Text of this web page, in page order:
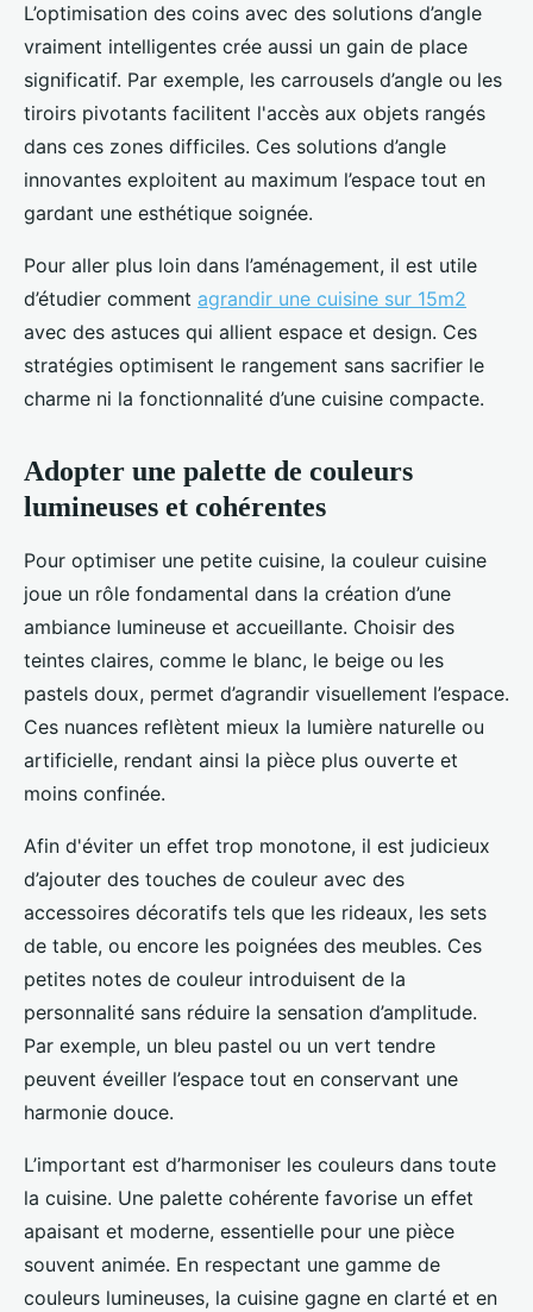
L’optimisation des coins avec des solutions d’angle
vraiment intelligentes crée aussi un gain de place
significatif. Par exemple, les carrousels d’angle ou les
tiroirs pivotants facilitent l'accès aux objets rangés
dans ces zones difficiles. Ces solutions d’angle
innovantes exploitent au maximum l’espace tout en
gardant une esthétique soignée.
Pour aller plus loin dans l’aménagement, il est utile
d’étudier comment agrandir une cuisine sur 15m2
avec des astuces qui allient espace et design. Ces
stratégies optimisent le rangement sans sacrifier le
charme ni la fonctionnalité d’une cuisine compacte.
Adopter une palette de couleurs
lumineuses et cohérentes
Pour optimiser une petite cuisine, la couleur cuisine
joue un rôle fondamental dans la création d’une
ambiance lumineuse et accueillante. Choisir des
teintes claires, comme le blanc, le beige ou les
pastels doux, permet d’agrandir visuellement l’espace.
Ces nuances reflètent mieux la lumière naturelle ou
artificielle, rendant ainsi la pièce plus ouverte et
moins confinée.
Afin d'éviter un effet trop monotone, il est judicieux
d’ajouter des touches de couleur avec des
accessoires décoratifs tels que les rideaux, les sets
de table, ou encore les poignées des meubles. Ces
petites notes de couleur introduisent de la
personnalité sans réduire la sensation d’amplitude.
Par exemple, un bleu pastel ou un vert tendre
peuvent éveiller l’espace tout en conservant une
harmonie douce.
L’important est d’harmoniser les couleurs dans toute
la cuisine. Une palette cohérente favorise un effet
apaisant et moderne, essentielle pour une pièce
souvent animée. En respectant une gamme de
couleurs lumineuses, la cuisine gagne en clarté et en